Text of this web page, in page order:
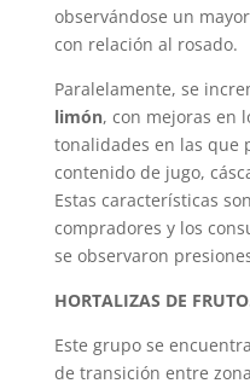
observándose un
con relación al rosado.
Paralelamente, se
limón, con mejoras en
tonalidades en las que
contenido de jugo,
Estas características
compradores y los
se observaron
HORTALIZAS DE
Este grupo se
de transición entre